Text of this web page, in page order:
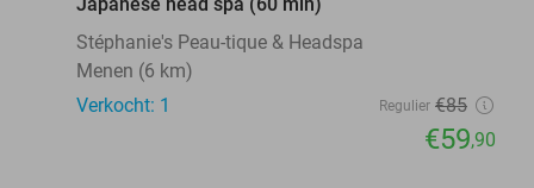
Stéphanie's Peau-tique & Headspa
Menen (6 km)
Verkocht: 1
Regulier €85
€59,90